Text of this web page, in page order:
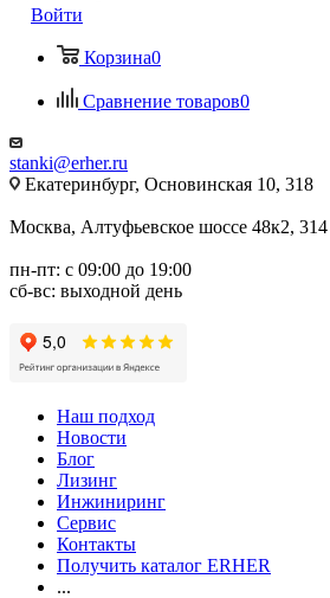
Войти
Корзина0
Сравнение товаров0
stanki@erher.ru
Екатеринбург, Основинская 10, 318
Москва, Алтуфьевское шоссе 48к2, 314
пн-пт: с 09:00 до 19:00
сб-вс: выходной день
Наш подход
Новости
Блог
Лизинг
Инжиниринг
Сервис
Контакты
Получить каталог ERHER
...